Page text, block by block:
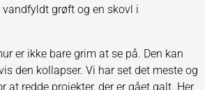
er ikke bare grim at se på. Den kan
den kollapser. Vi har set det meste og
at redde projekter, der er gået galt. Her